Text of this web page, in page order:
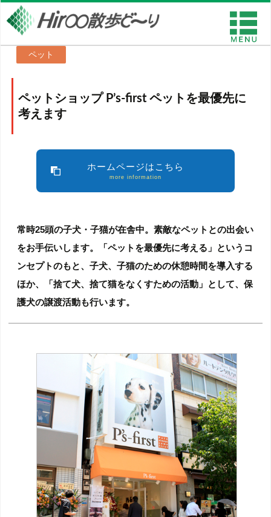
ペット
ペットショップ P’s-first ペットを最優先に
考えます
ホームページはこちら
more information
常時25頭の子犬・子猫が在舎中。素敵なペットとの出会い
をお手伝いします。「ペットを最優先に考える」というコ
ンセプトのもと、子犬、子猫のための休憩時間を導入する
ほか、「捨て犬、捨て猫をなくすための活動」として、保
護犬の譲渡活動も行います。